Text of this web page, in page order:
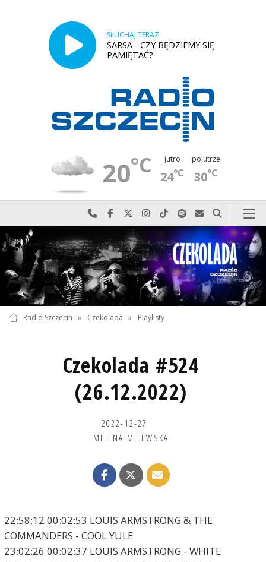
SŁUCHAJ TERAZ
SARSA - CZY BĘDZIEMY SIĘ
PAMIĘTAĆ?
20°C jutro
24°C
pojutrze
30°C
Najlepiej po prostu do nas zadzwoń
Odwiedź nas na Facebook-u
Odwiedź nas na X
Odwiedź nas na Instagram-ie
Odwiedź nas na TikTok-u
Szukaj nas na Spotify
Wyślij do nas
Szukaj
Radio Szczecin » Czekolada » Playlisty
Czekolada #524
(26.12.2022)
2022-12-27
MILENA MILEWSKA
22:58:12 00:02:53 LOUIS ARMSTRONG & THE
COMMANDERS - COOL YULE
23:02:26 00:02:37 LOUIS ARMSTRONG - WHITE